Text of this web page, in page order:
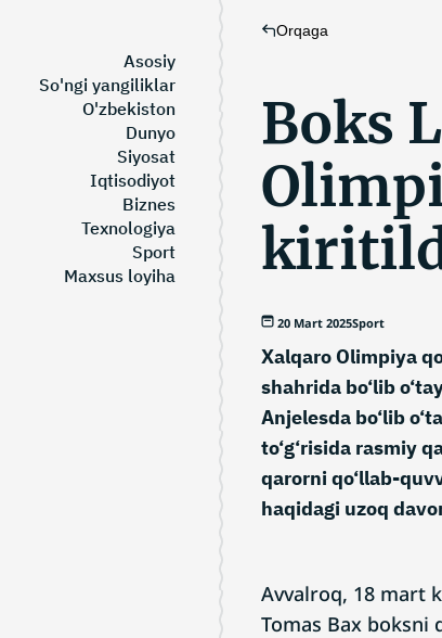
Asosiy
So'ngi yangiliklar
O'zbekiston
Dunyo
Siyosat
Iqtisodiyot
Biznes
Texnologiya
Sport
Maxsus loyiha
Orqaga
Boks
20 Mart 2025Sport
Xalqaro Olimpiya
shahrida bo‘lib
Anjelesda bo‘lib
to‘g‘risida rasmiy
qarorni qo‘llab-
haqidagi uzoq
Avvalroq, 18 mart
Tomas Bax boksni